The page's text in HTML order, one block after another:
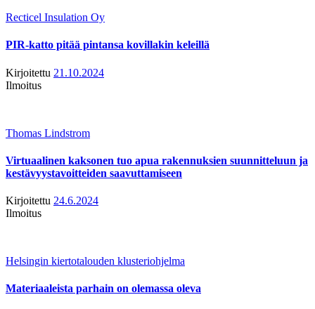
Recticel Insulation Oy
PIR-katto pitää pintansa kovillakin keleillä
Kirjoitettu 21.10.2024
Ilmoitus
Thomas Lindstrom
Virtuaalinen kaksonen tuo apua rakennuksien suunnitteluun ja
kestävyystavoitteiden saavuttamiseen
Kirjoitettu 24.6.2024
Ilmoitus
Helsingin kiertotalouden klusteriohjelma
Materiaaleista parhain on olemassa oleva